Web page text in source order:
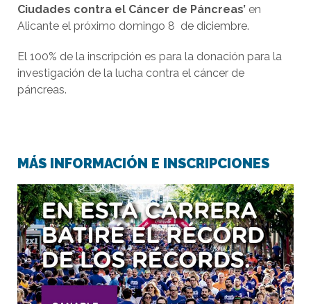
Ciudades contra el Cáncer de Páncreas’ en
Alicante el próximo domingo 8 de diciembre.
El 100% de la inscripción es para la donación para la
investigación de la lucha contra el cáncer de
páncreas.
MÁS INFORMACIÓN E INSCRIPCIONES